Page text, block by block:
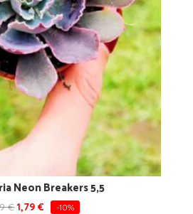
Neon Breakers 5,5
€ 1,79 € -10%